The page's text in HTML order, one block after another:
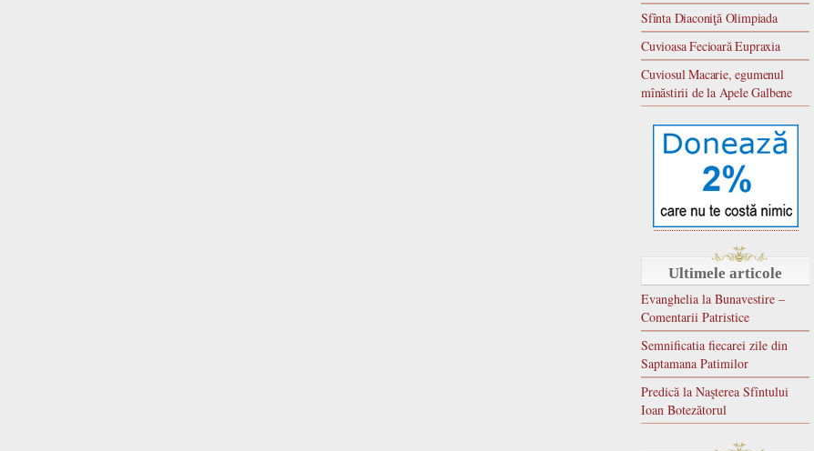
Sfînta Diaconiţă Olimpiada
Cuvioasa Fecioară Eupraxia
Cuviosul Macarie, egumenul
mînăstirii de la Apele Galbene
Ultimele articole
Evanghelia la Bunavestire –
Comentarii Patristice
Semnificatia fiecarei zile din
Saptamana Patimilor
Predică la Naşterea Sfîntului
Ioan Botezătorul